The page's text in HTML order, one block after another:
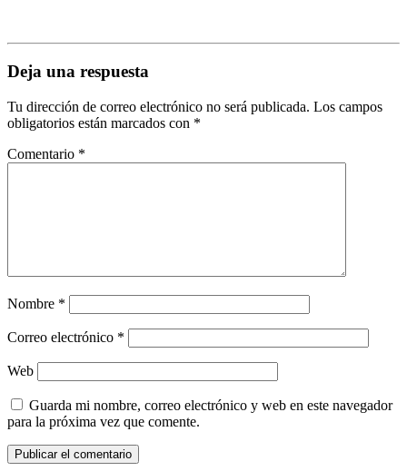
Deja una respuesta
Tu dirección de correo electrónico no será publicada. Los campos
obligatorios están marcados con *
Comentario *
Nombre *
Correo electrónico *
Web
Guarda mi nombre, correo electrónico y web en este navegador
para la próxima vez que comente.